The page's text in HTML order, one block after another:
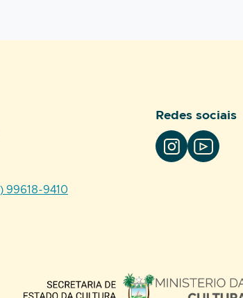
99618-9410
Redes sociais